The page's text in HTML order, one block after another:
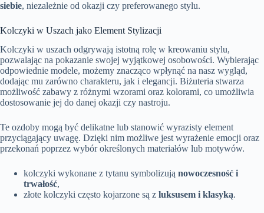
siebie, niezależnie od okazji czy preferowanego stylu.
Kolczyki w Uszach jako Element Stylizacji
Kolczyki w uszach odgrywają istotną rolę w kreowaniu stylu,
pozwalając na pokazanie swojej wyjątkowej osobowości. Wybierając
odpowiednie modele, możemy znacząco wpłynąć na nasz wygląd,
dodając mu zarówno charakteru, jak i elegancji. Biżuteria stwarza
możliwość zabawy z różnymi wzorami oraz kolorami, co umożliwia
dostosowanie jej do danej okazji czy nastroju.
Te ozdoby mogą być delikatne lub stanowić wyrazisty element
przyciągający uwagę. Dzięki nim możliwe jest wyrażenie emocji oraz
przekonań poprzez wybór określonych materiałów lub motywów.
kolczyki wykonane z tytanu symbolizują nowoczesność i
trwałość,
złote kolczyki często kojarzone są z luksusem i klasyką.